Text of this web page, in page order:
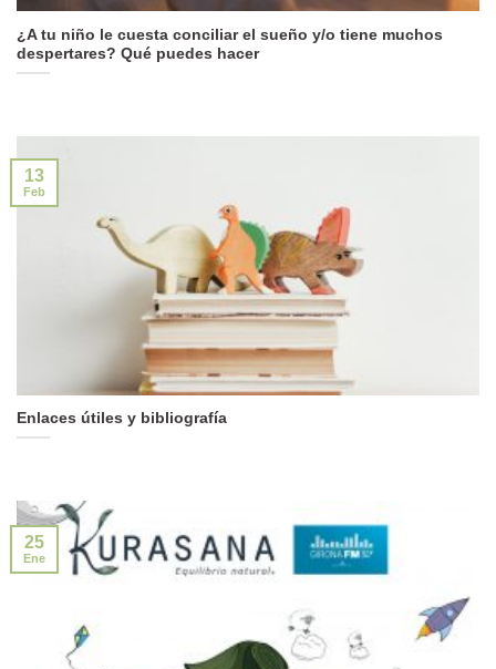
¿A tu niño le cuesta conciliar el sueño y/o tiene muchos
despertares? Qué puedes hacer
Enlaces útiles y bibliografía
13
Feb
25
Ene